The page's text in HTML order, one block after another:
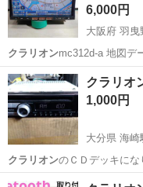
6,000円
大阪府 羽曳
クラリオンmc312d-a 地図デ
大阪 羽曳野市 カー
クラリオ
1,000円
大分県 海崎
クラリオンのＣＤデッキにな
大分 佐伯市 海崎駅